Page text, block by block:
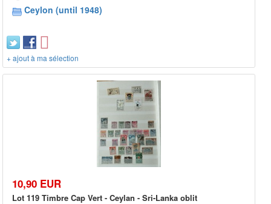
Ceylon (until 1948)
+ ajout à ma sélection
10,90 EUR
Lot 119 Timbre Cap Vert - Ceylan - Sri-Lanka oblit